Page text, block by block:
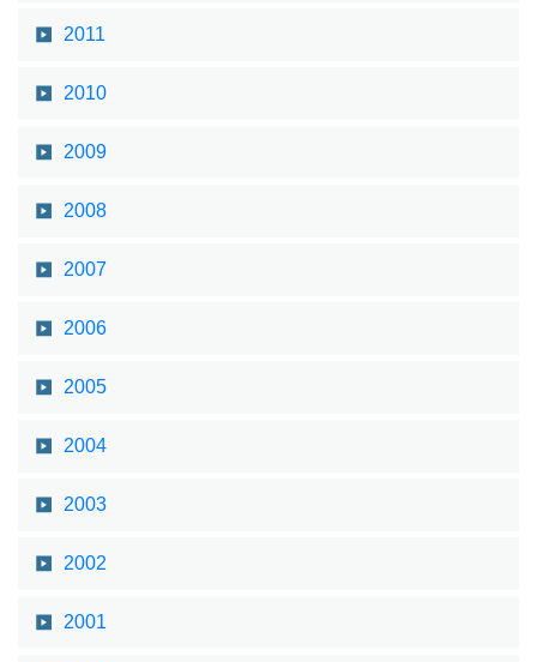
2011
2010
2009
2008
2007
2006
2005
2004
2003
2002
2001